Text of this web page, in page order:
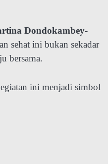
Dondokambey-
sehat ini bukan sekadar
bersama.
ini menjadi simbol